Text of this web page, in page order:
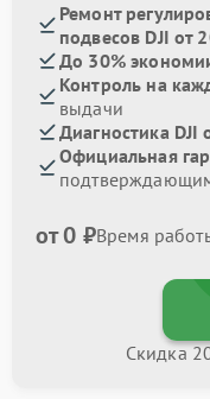
Ремонт
подвесов DJI от
До 30%
Контроль на
выдачи
Диагностика DJI
Официальная
от 0 ₽Время
Скидка